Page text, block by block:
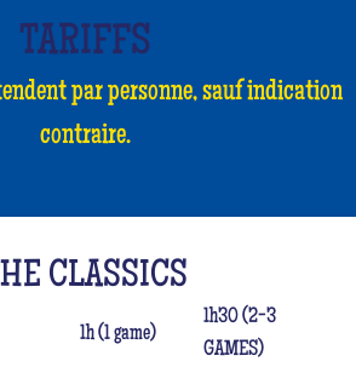
TARIFFS
par personne, sauf indication
contraire.
CLASSICS
1h (1 game)
1h30 (2-3
GAMES)